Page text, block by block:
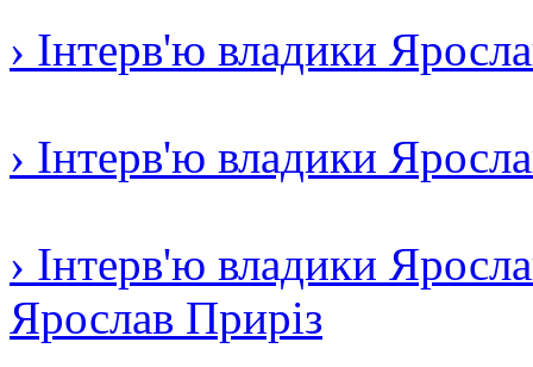
› Інтерв'ю владики
› Інтерв'ю владики
› Інтерв'ю владики
Ярослав Приріз